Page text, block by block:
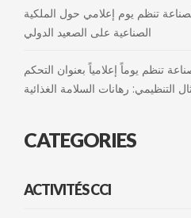
تنظم يوم إعلامي حول الملكية
الصناعية على الصعيد الدولي
تنظم يوماً إعلامياً بعنوان التحكم
التنظيمي: رهانات السلامة الغذائية
CATEGORIES
ACTIVITÉS CCI